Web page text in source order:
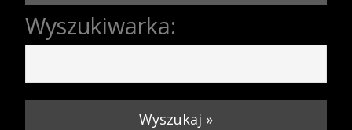
Wyszukiwarka:
Wyszukaj »